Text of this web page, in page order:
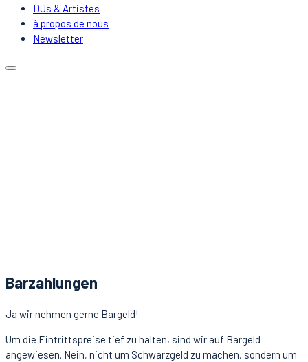
DJs & Artistes
à propos de nous
Newsletter
Barzahlungen
Ja wir nehmen gerne Bargeld!
Um die Eintrittspreise tief zu halten, sind wir auf Bargeld
angewiesen. Nein, nicht um Schwarzgeld zu machen, sondern um